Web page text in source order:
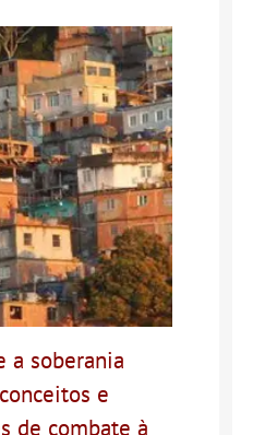
a soberania
e
de combate à